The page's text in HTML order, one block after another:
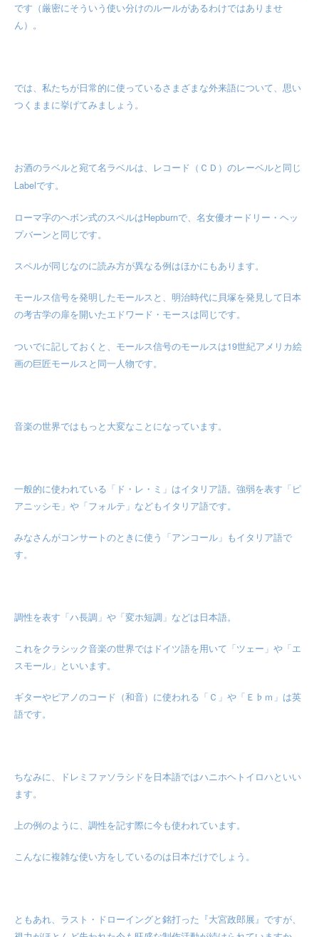
です（厳密にそういう使い分けのルールがあるわけではありませ
ん）。
では、私たちが日常的に使っているさまざまな外来語について、思い
つくままに挙げてみましょう。
お酒のラベルと宛て名ラベルは、レコード（ＣＤ）のレーベルと同じ
Labelです。
ローマ字のヘボン式のスペルはHepburnで、名女優オードリー・ヘッ
プバーンと同じです。
スペルが同じなのに読み方が異なる例はほかにもあります。
モールス信号を発明したモールスと、明治時代に貝塚を発見して日本
の考古学の扉を開いたエドワード・モースは同じです。
ついでに記しておくと、モールス信号のモールスは19世紀アメリカ絵
画の巨匠モールスと同一人物です。
音楽の世界ではもっと大変なことになっています。
一般的に使われている「ド・レ・ミ」はイタリア語。強弱を表す「ピ
アニッシモ」や「フォルテ」などもイタリア語です。
みなさんがコンサートのときに使う「アンコール」もイタリア語で
す。
調性を表す「ハ長調」や「変ホ短調」などは日本語。
これをクラシック音楽の世界ではドイツ語を用いて「ツェー」や「エ
スモール」といいます。
ギターやピアノのコード（和音）に使われる「Ｃ」や「Ｅ♭ｍ」は英
語です。
ちなみに、ドレミファソラシドを日本語ではハニホヘトイロハといい
ます。
上の例のように、調性を記す際に今も使われています。
こんなに複雑な使い方をしているのは日本だけでしょう。
ともあれ、ラスト・ドローイングと銘打った『大宮政郎展』ですが、